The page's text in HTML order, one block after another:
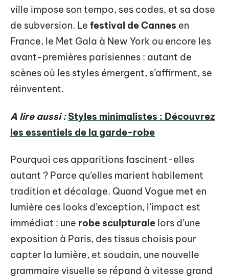
ville impose son tempo, ses codes, et sa dose
de subversion. Le festival de Cannes en
France, le Met Gala à New York ou encore les
avant-premières parisiennes : autant de
scènes où les styles émergent, s’affirment, se
réinventent.
A lire aussi : Styles minimalistes : Découvrez
les essentiels de la garde-robe
Pourquoi ces apparitions fascinent-elles
autant ? Parce qu’elles marient habilement
tradition et décalage. Quand Vogue met en
lumière ces looks d’exception, l’impact est
immédiat : une robe sculpturale lors d’une
exposition à Paris, des tissus choisis pour
capter la lumière, et soudain, une nouvelle
grammaire visuelle se répand à vitesse grand